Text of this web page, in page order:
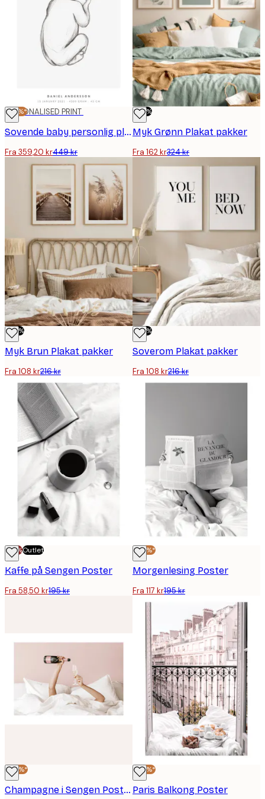
-20%*
PERSONALISED PRINT
Sovende baby personlig plakat
Fra 359,20 kr449 kr
-50%
Myk Grønn Plakat pakker
Fra 162 kr324 kr
-50%
Myk Brun Plakat pakker
Fra 108 kr216 kr
-50%
Soverom Plakat pakker
Fra 108 kr216 kr
-70%Outlet
Kaffe på Sengen Poster
Fra 58,50 kr195 kr
-40%*
Morgenlesing Poster
Fra 117 kr195 kr
-40%*
Champagne i Sengen Poster Plakat
-40%*
Paris Balkong Poster